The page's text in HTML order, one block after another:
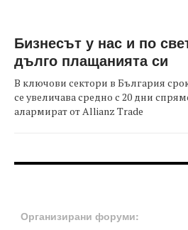
Бизнесът у нас и по
дълго плащанията си
В ключови сектори в България
се увеличава средно с 20 дни
алармират от Allianz Trade
Организирани форуми: